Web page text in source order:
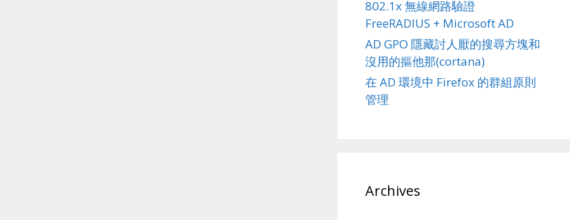
802.1x 無線網路驗證
FreeRADIUS + Microsoft AD
AD GPO 隱藏討人厭的搜尋方塊和
沒用的摳他那(cortana)
在 AD 環境中 Firefox 的群組原則
管理
Archives